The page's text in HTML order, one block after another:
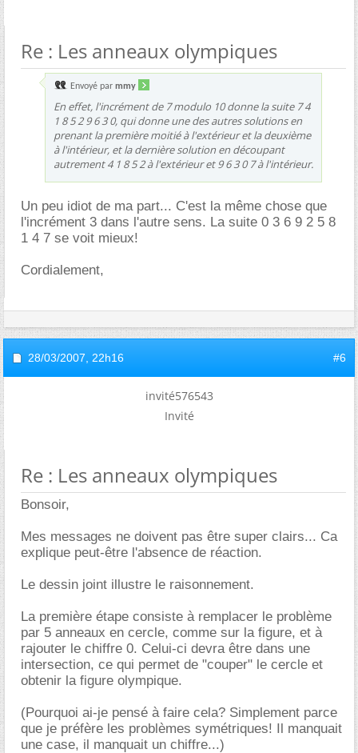
Re : Les anneaux olympiques
Envoyé par mmy
En effet, l'incrément de 7 modulo 10 donne la suite 7 4
1 8 5 2 9 6 3 0, qui donne une des autres solutions en
prenant la première moitié à l'extérieur et la deuxième
à l'intérieur, et la dernière solution en découpant
autrement 4 1 8 5 2 à l'extérieur et 9 6 3 0 7 à l'intérieur.
Un peu idiot de ma part... C'est la même chose que
l'incrément 3 dans l'autre sens. La suite 0 3 6 9 2 5 8
1 4 7 se voit mieux!
Cordialement,
28/03/2007, 22h16 #6
invité576543
Invité
Re : Les anneaux olympiques
Bonsoir,
Mes messages ne doivent pas être super clairs... Ca
explique peut-être l'absence de réaction.
Le dessin joint illustre le raisonnement.
La première étape consiste à remplacer le problème
par 5 anneaux en cercle, comme sur la figure, et à
rajouter le chiffre 0. Celui-ci devra être dans une
intersection, ce qui permet de "couper" le cercle et
obtenir la figure olympique.
(Pourquoi ai-je pensé à faire cela? Simplement parce
que je préfère les problèmes symétriques! Il manquait
une case, il manquait un chiffre...)